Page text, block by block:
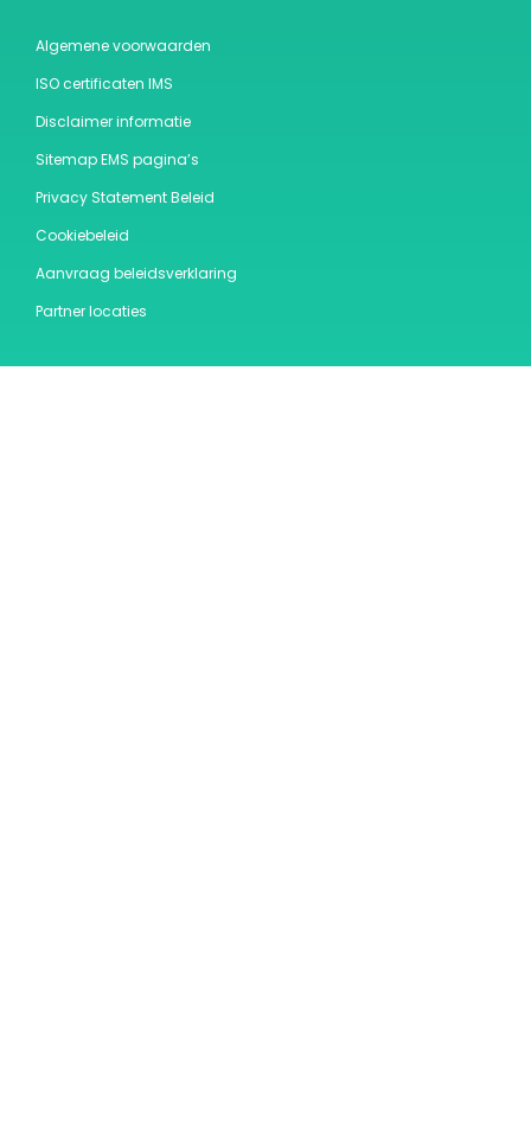
Algemene voorwaarden
ISO certificaten IMS
Disclaimer informatie
Sitemap EMS pagina’s
Privacy Statement Beleid
Cookiebeleid
Aanvraag beleidsverklaring
Partner locaties